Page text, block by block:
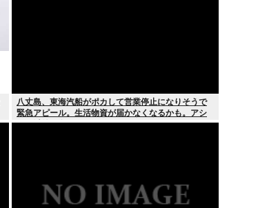
八丈島、東海汽船がポカして営業停止になりそうで
緊急アピール。生活物資が届かなくなるかも。アシ
タバ以外に食うものがねえ